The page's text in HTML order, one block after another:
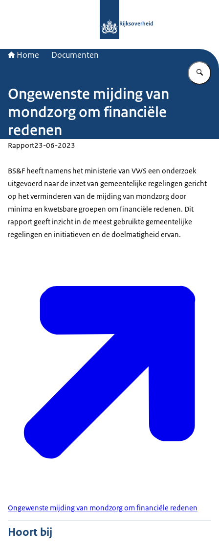
Rijksoverheid
Home Documenten
Ongewenste mijding van
mondzorg om financiële
redenen
Rapport23-06-2023
BS&F heeft namens het ministerie van VWS een onderzoek
uitgevoerd naar de inzet van gemeentelijke regelingen gericht
op het verminderen van de mijding van mondzorg door
minima en kwetsbare groepen om financiële redenen. Dit
rapport geeft inzicht in de meest gebruikte gemeentelijke
regelingen en initiatieven en de doelmatigheid ervan.
Ongewenste mijding van mondzorg om financiële redenen
Hoort bij